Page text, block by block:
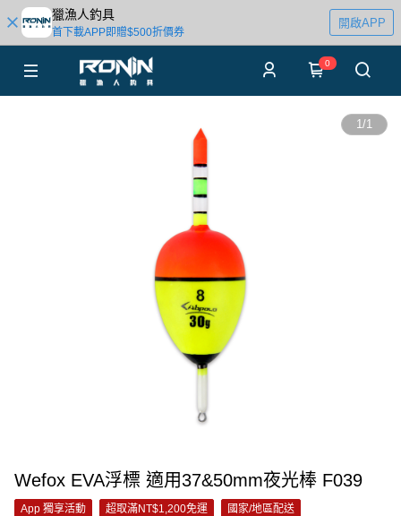
獵漁人釣具
首下載APP即贈$500折價券
開啟APP
0
1/1
Wefox EVA浮標 適用37&50mm夜光棒 F039
App 獨享活動 超取滿NT$1,200免運 國家/地區配送